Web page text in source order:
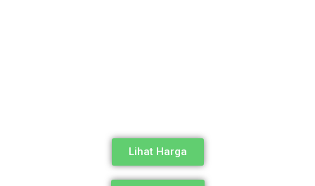
Lihat Harga